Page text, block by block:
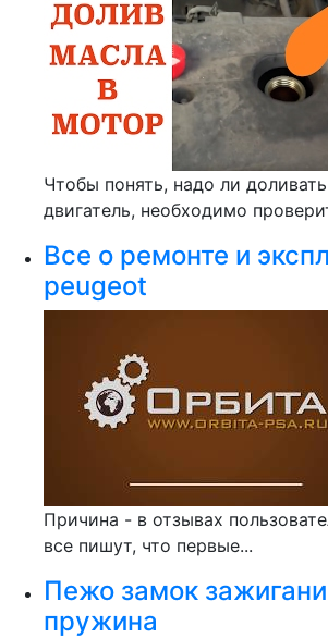
Чтобы понять, надо ли
двигатель, необходимо
Все о ремонте и
peugeot
Причина - в отзывах
все пишут, что первые...
Пежо замок
пружина